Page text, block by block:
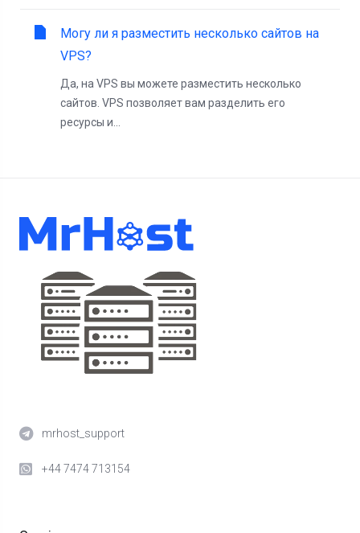
Могу ли я разместить несколько сайтов на
VPS?
Да, на VPS вы можете разместить несколько
сайтов. VPS позволяет вам разделить его
ресурсы и...
mrhost_support
+44 7474 713154